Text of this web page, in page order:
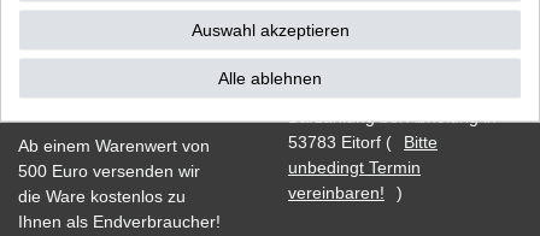
Ab einem Warenwert von
500 Euro versenden wir
die Ware kostenlos zu
Ihnen als Endverbraucher!
Barzahlung bei Abholung in
53783 Eitorf (
Bitte
unbedingt Termin
vereinbaren!
)
Auswahl akzeptieren
Alle ablehnen